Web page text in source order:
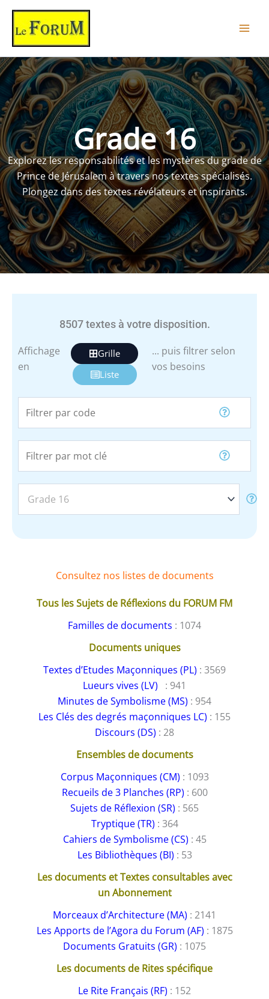
Aller
contenu
Grade 16
Explorez les responsabilités et les mystères du grade de
Prince de Jérusalem à travers nos textes spécialisés.
Plongez dans des textes révélateurs et inspirants.
8507textes à votre disposition.
Affichage
en
Grille
Liste
... puis filtrer selon
vos besoins
Consultez nos listes de documents
Tous les Sujets de Réflexions du FORUM FM
Familles de documents : 1074
Documents uniques
Textes d’Etudes Maçonniques (PL) : 3569
Lueurs vives (LV) : 941
Minutes de Symbolisme (MS) : 954
Les Clés des degrés maçonniques LC) : 155
Discours (DS) : 28
Ensembles de documents
Corpus Maçonniques (CM) : 1093
Recueils de 3 Planches (RP) : 600
Sujets de Réflexion (SR) : 565
Tryptique (TR) : 364
Cahiers de Symbolisme (CS) : 45
Les Bibliothèques (BI) : 53
Les documents et Textes consultables avec
un Abonnement
Morceaux d’Architecture (MA) : 2141
Les Apports de l’Agora du Forum (AF) : 1875
Documents Gratuits (GR) : 1075
Les documents de Rites spécifique
Le Rite Français (RF) : 152